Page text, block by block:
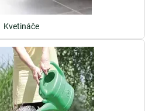
Kvetináče